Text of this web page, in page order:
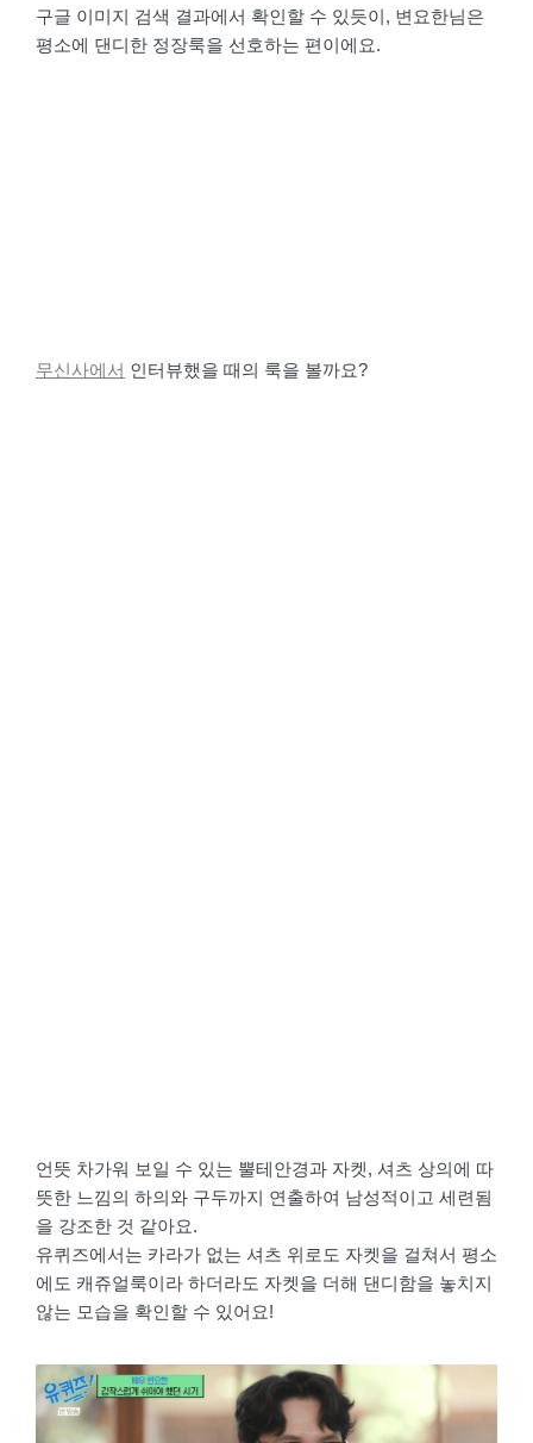
구글 이미지 검색 결과에서 확인할 수 있듯이, 변요한님은
평소에 댄디한 정장룩을 선호하는 편이에요.
무신사에서 인터뷰했을 때의 룩을 볼까요?
언뜻 차가워 보일 수 있는 뿔테안경과 자켓, 셔츠 상의에 따
뜻한 느낌의 하의와 구두까지 연출하여 남성적이고 세련됨
을 강조한 것 같아요.
유퀴즈에서는 카라가 없는 셔츠 위로도 자켓을 걸쳐서 평소
에도 캐쥬얼룩이라 하더라도 자켓을 더해 댄디함을 놓치지
않는 모습을 확인할 수 있어요!